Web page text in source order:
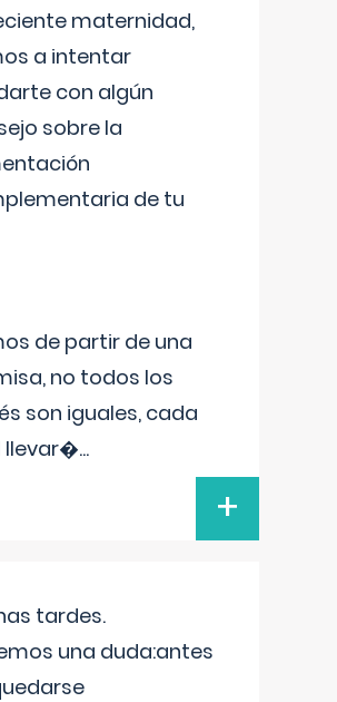
maternidad,
a intentar
con algún
sobre la
de tu
de partir de una
no todos los
son iguales, cada
llevar�...
+
tardes.
una duda:antes